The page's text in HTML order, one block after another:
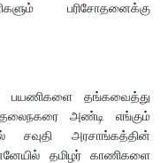
பரிசோதனைக்கு
பயணிகளை தங்கவைத்து
அண்டி எங்கும்
சவுதி அரசாங்கத்தின்
தமிழர் காணிகளை